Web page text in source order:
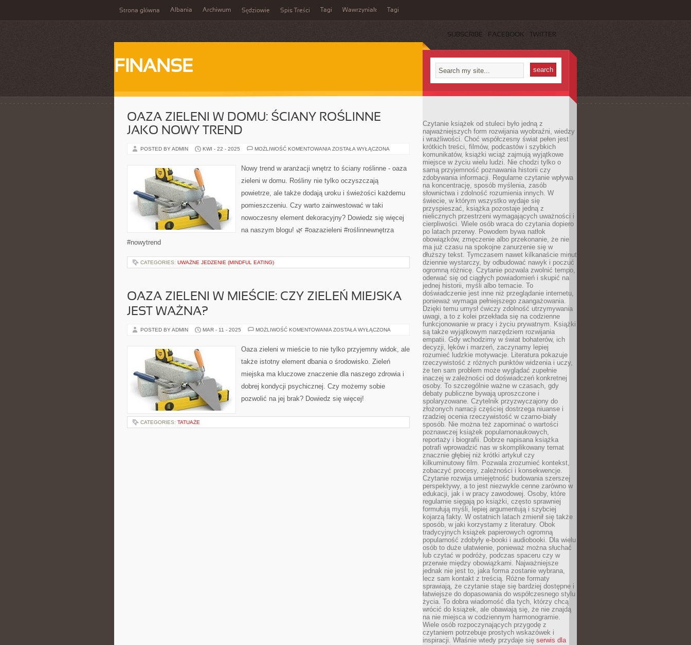
Strona główna Albania Archiwum Sędziowie Spis Treści Tagi Wawrzyniak Tagi
SUBSCRIBE FACEBOOK TWITTER
FINANSE
OAZA ZIELENI W DOMU: ŚCIANY ROŚLINNE
JAKO NOWY TREND
POSTED BY ADMIN KWI - 22 - 2025 MOŻLIWOŚĆ KOMENTOWANIA OAZA
DOMU:
ŚCIANY
JAKO
TREND
ZOSTAŁA WYŁĄCZONA
Nowy trend w aranżacji wnętrz to ściany roślinne - oaza
zieleni w domu. Rośliny nie tylko oczyszczają
powietrze, ale także dodają uroku i świeżości każdemu
pomieszczeniu. Czy warto zainwestować w taki
nowoczesny element dekoracyjny? Dowiedz się więcej
na naszym blogu! 🌿 #oazazieleni #roślinnewnętrza
#nowytrend
CATEGORIES: UWAŻNE JEDZENIE (MINDFUL EATING)
OAZA ZIELENI W MIEŚCIE: CZY ZIELEŃ MIEJSKA
JEST WAŻNA?
POSTED BY ADMIN MAR - 11 - 2025 MOŻLIWOŚĆ KOMENTOWANIA OAZA
MIEŚCIE:
CZY
MIEJSKA
WAŻNA?
ZOSTAŁA WYŁĄCZONA
Oaza zieleni w mieście to nie tylko przyjemny widok, ale
także istotny element dbania o środowisko. Zieleń
miejska ma kluczowe znaczenie dla naszego zdrowia i
dobrej kondycji psychicznej. Czy możemy sobie
pozwolić na jej brak? Dowiedz się więcej!
CATEGORIES: TATUAŻE
Czytanie książek od stuleci było jedną z
najważniejszych form rozwijania wyobraźni, wiedzy
i wrażliwości. Choć współczesny świat pełen jest
krótkich treści, filmów, podcastów i szybkich
komunikatów, książki wciąż zajmują wyjątkowe
miejsce w życiu wielu ludzi. Nie chodzi tylko o
samą przyjemność poznawania historii czy
zdobywania informacji. Regularne czytanie wpływa
na koncentrację, sposób myślenia, zasób
słownictwa i zdolność rozumienia innych. W
świecie, w którym wszystko wydaje się
przyspieszać, książka pozostaje jedną z
nielicznych przestrzeni wymagających uważności i
cierpliwości. Wiele osób wraca do czytania dopiero
po latach przerwy. Powodem bywa natłok
obowiązków, zmęczenie albo przekonanie, że nie
ma już czasu na spokojne zanurzenie się w
dłuższy tekst. Tymczasem nawet kilkanaście minut
dziennie wystarczy, by odbudować nawyk i poczuć
ogromną różnicę. Czytanie pozwala zwolnić tempo,
oderwać się od ciągłych powiadomień i skupić na
jednej historii, myśli albo temacie. To
doświadczenie jest inne niż przeglądanie internetu,
ponieważ wymaga pełniejszego zaangażowania.
Dzięki temu umysł ćwiczy zdolność utrzymywania
uwagi, a to z kolei przekłada się na codzienne
funkcjonowanie w pracy i życiu prywatnym. Książki
są także wyjątkowym narzędziem rozwijania
empatii. Gdy wchodzimy w świat bohaterów, ich
decyzji, lęków i marzeń, zaczynamy lepiej
rozumieć ludzkie motywacje. Literatura pokazuje
rzeczywistość z różnych punktów widzenia i uczy,
że ten sam problem może wyglądać zupełnie
inaczej w zależności od doświadczeń konkretnej
osoby. To szczególnie ważne w czasach, gdy
debaty publiczne bywają uproszczone i
spolaryzowane. Czytelnik przyzwyczajony do
złożonych narracji częściej dostrzega niuanse i
rzadziej ocenia rzeczywistość w czarno-biały
sposób. Nie można też zapominać o wartości
poznawczej książek popularnonaukowych,
reportaży i biografii. Dobrze napisana książka
potrafi wprowadzić nas w skomplikowany temat
znacznie głębiej niż krótki artykuł czy
kilkuminutowy film. Pozwala zrozumieć kontekst,
zobaczyć procesy, zależności i konsekwencje.
Czytanie rozwija umiejętność budowania szerszej
perspektywy, a to jest niezwykle cenne zarówno w
edukacji, jak i w pracy zawodowej. Osoby, które
regularnie sięgają po książki, często sprawniej
formułują myśli, lepiej argumentują i szybciej
kojarzą fakty. W ostatnich latach zmienił się także
sposób, w jaki korzystamy z literatury. Obok
tradycyjnych książek papierowych ogromną
popularność zdobyły e-booki i audiobooki. Dla wielu
osób to duże ułatwienie, ponieważ można słuchać
lub czytać w podróży, podczas spaceru czy w
przerwie między obowiązkami. Najważniejsze
jednak nie jest to, jaka forma zostanie wybrana,
lecz sam kontakt z treścią. Różne formaty
sprawiają, że czytanie staje się bardziej dostępne i
łatwiejsze do dopasowania do współczesnego stylu
życia. To dobra wiadomość dla tych, którzy chcą
wrócić do książek, ale obawiają się, że nie znajdą
na nie miejsca w codziennym harmonogramie.
Wiele osób rozpoczynających przygodę z
czytaniem potrzebuje prostych wskazówek i
inspiracji. Właśnie wtedy przydaje się serwis dla